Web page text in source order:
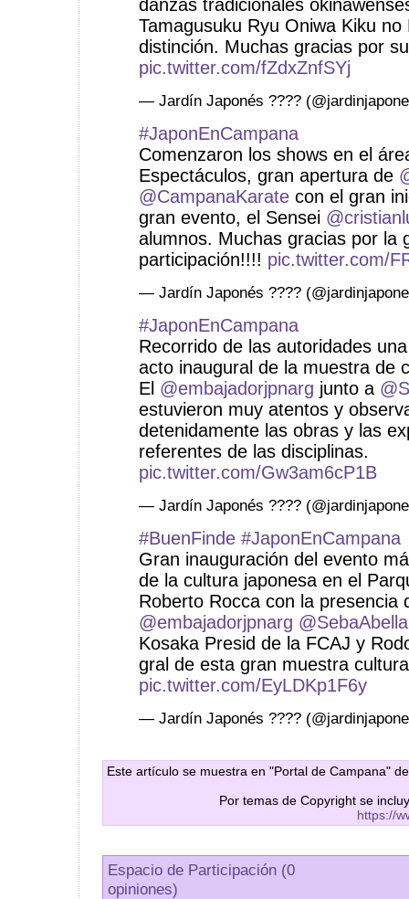
danzas tradicionales
Tamagusuku Ryu Oniwa Kiku no
distinción. Muchas gracias por
pic.twitter.com/fZdxZnfSYj
— Jardín Japonés ????
#JaponEnCampana
Comenzaron los shows en el
Espectáculos, gran apertura de
@CampanaKarate con el gran
gran evento, el Sensei
alumnos. Muchas gracias por la
participación!!!! pic.twitter.com/
— Jardín Japonés ????
#JaponEnCampana
Recorrido de las autoridades
acto inaugural de la muestra de
El @embajadorjpnarg junto a
estuvieron muy atentos y
detenidamente las obras y las
referentes de las disciplinas.
pic.twitter.com/Gw3am6cP1B
— Jardín Japonés ????
#BuenFinde #JaponEnCampana
Gran inauguración del evento
de la cultura japonesa en el
Roberto Rocca con la presencia
@embajadorjpnarg @SebaAbella
Kosaka Presid de la FCAJ y
gral de esta gran muestra
pic.twitter.com/EyLDKp1F6y
— Jardín Japonés ????
Este artículo se muestra en "Portal de Campana"
Por temas de Copyright se
https://
Espacio de Participación (0
opiniones)